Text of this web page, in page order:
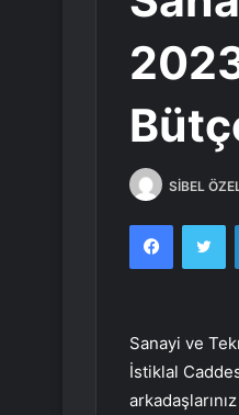
SİBEL
Facebook
Sanayi ve
İstiklal